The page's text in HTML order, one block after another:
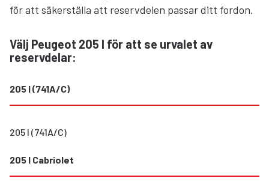
för att säkerställa att reservdelen passar ditt fordon.
Välj Peugeot 205 I för att se urvalet av
reservdelar:
205 I (741A/C)
205 I (741A/C)
205 I Cabriolet